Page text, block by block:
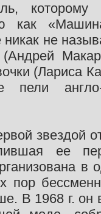
как
не
(Андрей
(Лариса
пели
звездой
ее
в
пор
В 1968 г.